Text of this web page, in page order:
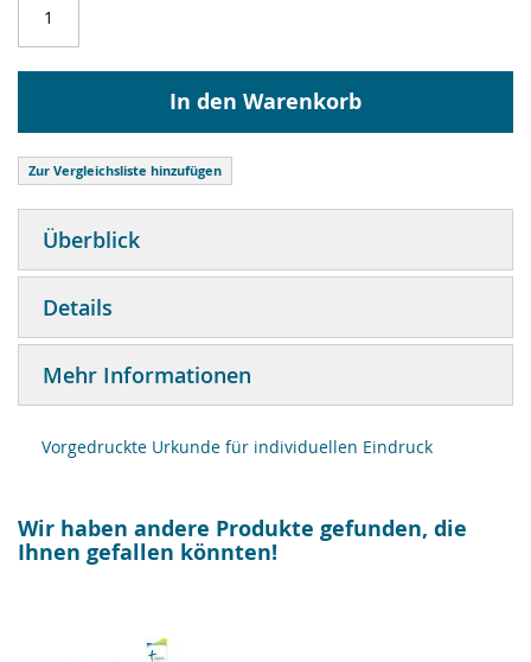
In den Warenkorb
Zur Vergleichsliste hinzufügen
Überblick
Details
Mehr Informationen
Vorgedruckte Urkunde für individuellen Eindruck
Wir haben andere Produkte gefunden, die
Ihnen gefallen könnten!